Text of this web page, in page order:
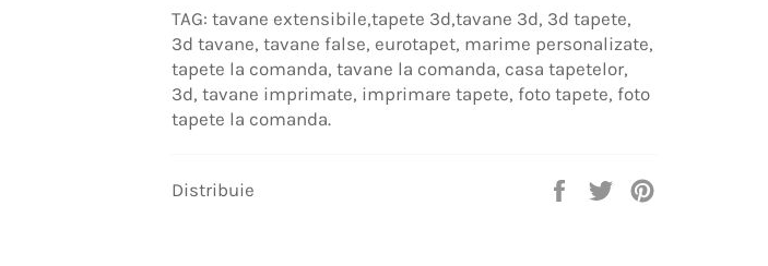
TAG: tavane extensibile,tapete 3d,tavane 3d, 3d tapete,
3d tavane, tavane false, eurotapet, marime personalizate,
tapete la comanda, tavane la comanda, casa tapetelor,
3d, tavane imprimate, imprimare tapete, foto tapete, foto
tapete la comanda.
Distribuie
Distribuie
Trimite